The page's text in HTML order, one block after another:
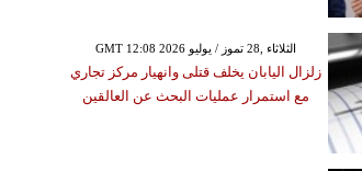
GMT 12:08 2026 الثلاثاء ,28 تموز / يوليو
زلزال اليابان يخلف قتلى وانهيار مركز تجاري
مع استمرار عمليات البحث عن العالقين